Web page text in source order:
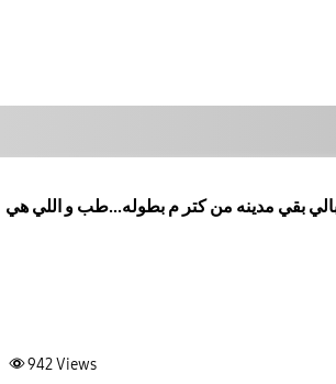
942Views